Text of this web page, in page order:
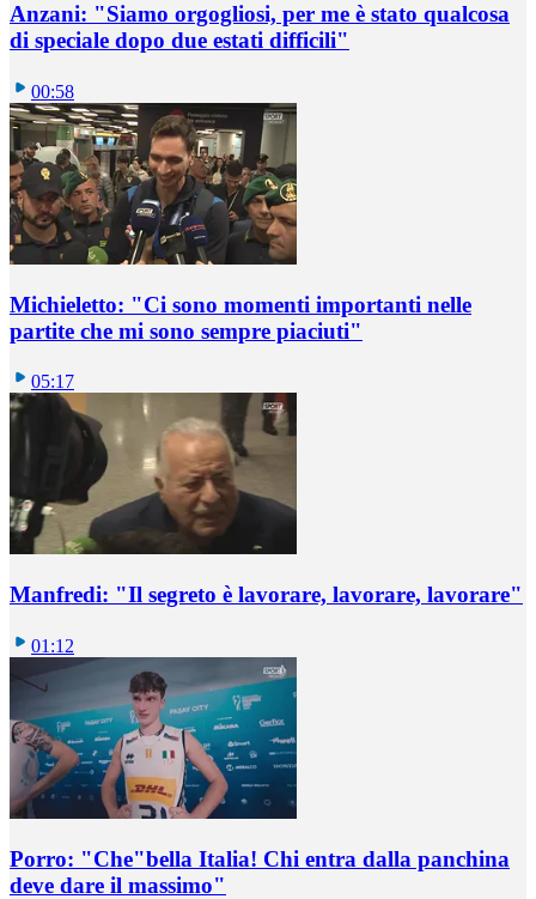
Anzani: "Siamo orgogliosi, per me è stato qualcosa
di speciale dopo due estati difficili"
00:58
Michieletto: "Ci sono momenti importanti nelle
partite che mi sono sempre piaciuti"
05:17
Manfredi: "Il segreto è lavorare, lavorare, lavorare"
01:12
Porro: "Che"bella Italia! Chi entra dalla panchina
deve dare il massimo"